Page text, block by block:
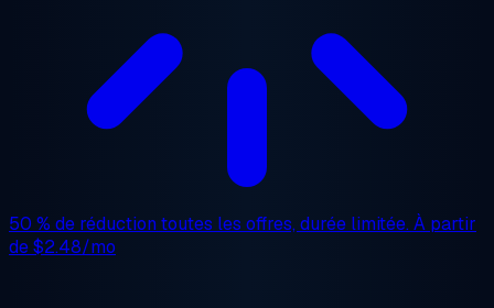
50 % de réduction toutes les offres, durée limitée. À partir
de$2.48/mo